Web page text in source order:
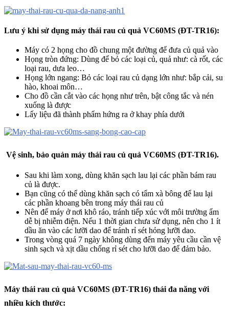
Lưu ý khi sử dụng máy thái rau củ quả VC60MS (ĐT-TR16):
Máy có 2 họng cho đồ chung một đường để đưa củ quả vào
Họng tròn đứng: Dùng để bỏ các loại củ, quả như: cà rốt, các
loại rau, dưa leo…
Họng lớn ngang: Bỏ các loại rau củ dạng lớn như: bắp cải, su
hào, khoai môn…
Cho đồ cần cắt vào các họng như trên, bật công tắc và nén
xuống là được
Lấy liệu đã thành phẩm hứng ra ở khay phía dưới
Vệ sinh, bảo quản máy thái rau củ quả VC60MS (ĐT-TR16).
Sau khi làm xong, dùng khăn sạch lau lại các phần bám rau
củ là được.
Bạn cũng có thể dùng khăn sạch có tẩm xà bông để lau lại
các phần khoang bên trong máy thái rau củ
Nên để máy ở nơi khô ráo, tránh tiếp xúc với môi trường ẩm
dễ bị nhiễm điện. Nếu 1 thời gian chưa sử dụng, nên cho 1 ít
dầu ăn vào các lưỡi dao để tránh rỉ sét hỏng lưỡi dao.
Trong vòng quá 7 ngày không dùng đến máy yêu cầu cần vệ
sinh sạch và xịt dầu chống rỉ sét cho lưỡi dao để đảm bảo.
Máy thái rau củ quả VC60MS (ĐT-TR16) thái đa năng với
nhiều kích thước: